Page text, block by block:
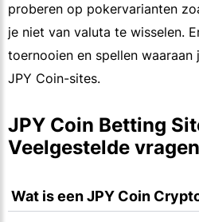
proberen op pokervarianten
je niet van valuta te wisselen.
toernooien en spellen waaraan
JPY Coin-sites.
JPY Coin Betting
Veelgestelde vragen
Wat is een JPY Coin